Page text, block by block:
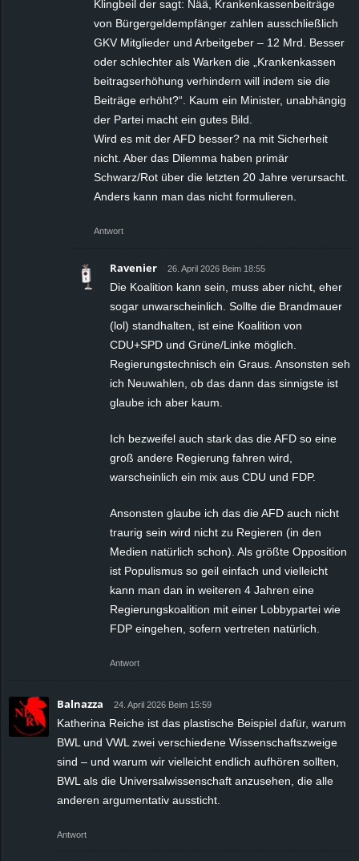
Klingbeil der sagt: Nää, Krankenkassenbeiträge
von Bürgergeldempfänger zahlen ausschließlich
GKV Mitglieder und Arbeitgeber – 12 Mrd. Besser
oder schlechter als Warken die „Krankenkassen
beitragserhöhung verhindern will indem sie die
Beiträge erhöht?“. Kaum ein Minister, unabhängig
der Partei macht ein gutes Bild.
Wird es mit der AFD besser? na mit Sicherheit
nicht. Aber das Dilemma haben primär
Schwarz/Rot über die letzten 20 Jahre verursacht.
Anders kann man das nicht formulieren.
Antwort
Ravenier 26. April 2026 Beim 18:55
Die Koalition kann sein, muss aber nicht, eher
sogar unwarscheinlich. Sollte die Brandmauer
(lol) standhalten, ist eine Koalition von
CDU+SPD und Grüne/Linke möglich.
Regierungstechnisch ein Graus. Ansonsten seh
ich Neuwahlen, ob das dann das sinnigste ist
glaube ich aber kaum.
Ich bezweifel auch stark das die AFD so eine
groß andere Regierung fahren wird,
warscheinlich ein mix aus CDU und FDP.
Ansonsten glaube ich das die AFD auch nicht
traurig sein wird nicht zu Regieren (in den
Medien natürlich schon). Als größte Opposition
ist Populismus so geil einfach und vielleicht
kann man dan in weiteren 4 Jahren eine
Regierungskoalition mit einer Lobbypartei wie
FDP eingehen, sofern vertreten natürlich.
Antwort
Balnazza 24. April 2026 Beim 15:59
Katherina Reiche ist das plastische Beispiel dafür, warum
BWL und VWL zwei verschiedene Wissenschaftszweige
sind – und warum wir vielleicht endlich aufhören sollten,
BWL als die Universalwissenschaft anzusehen, die alle
anderen argumentativ aussticht.
Antwort